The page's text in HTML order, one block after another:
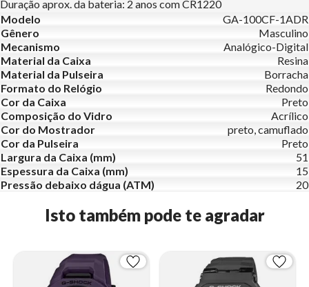
Duração aprox. da bateria: 2 anos com CR1220
Modelo
GA-100CF-1ADR
Gênero
Masculino
Mecanismo
Analógico-Digital
Material da Caixa
Resina
Material da Pulseira
Borracha
Formato do Relógio
Redondo
Cor da Caixa
Preto
Composição do Vidro
Acrílico
Cor do Mostrador
preto, camuflado
Cor da Pulseira
Preto
Largura da Caixa (mm)
51
Espessura da Caixa (mm)
15
Pressão debaixo dágua (ATM)
20
Isto também pode te agradar